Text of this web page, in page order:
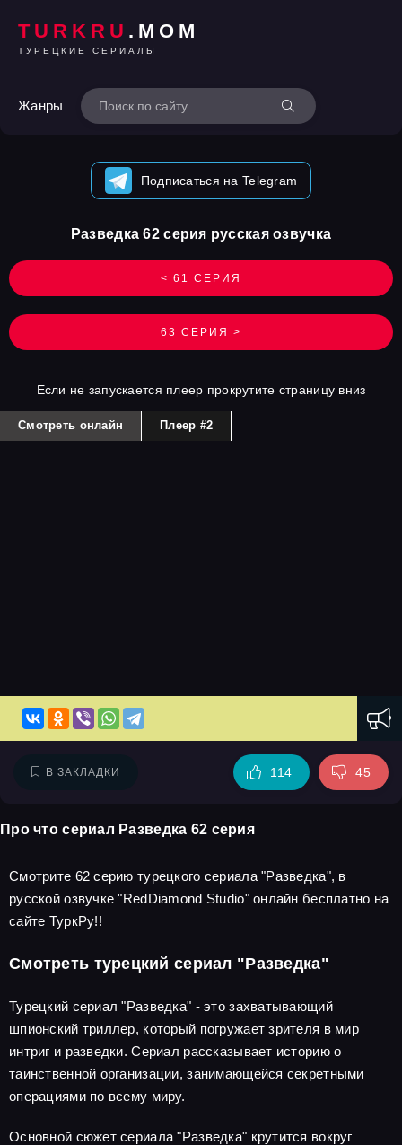
TURKRU .MOM
ТУРЕЦКИЕ СЕРИАЛЫ
Жанры
Подписаться на Telegram
< 61 СЕРИЯ
Разведка 62 серия русская озвучка
63 СЕРИЯ >
Если не запускается плеер прокрутите страницу вниз
Смотреть онлайн Плеер #2
В ЗАКЛАДКИ 114 45
Про что сериал Разведка 62 серия
Смотрите 62 серию турецкого сериала "Разведка", в
русской озвучке "RedDiamond Studio" онлайн бесплатно на
сайте ТуркРу!!
Смотреть турецкий сериал "Разведка"
Турецкий сериал "Разведка" - это захватывающий
шпионский триллер, который погружает зрителя в мир
интриг и разведки. Сериал рассказывает историю о
таинственной организации, занимающейся секретными
операциями по всему миру.
Основной сюжет сериала "Разведка" крутится вокруг